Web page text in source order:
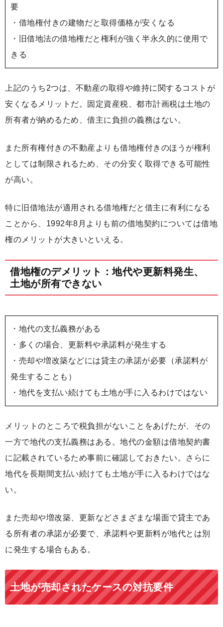
要
・借地権付きの建物だと取得価格が安くなる
・旧借地法の借地権だと権利が強く半永久的に使用で
きる
上記のうち2つは、 不動産の取得や維持に関するコストが
安くなる メリットだ。固定資産税、都市計画税は土地の
所有者が納めるため、借主に負担の義務はない。
また所有権付きの不動産よりも借地権付きのほうが権利
としては制限されるため、その分安く取得できる可能性
が高い。
特に旧借地法が適用される借地権だと借主に有利になる
ことから、1992年8月よりも前の借地契約については借地
権のメリットが大きいといえる。
借地権のデメリット：地代や更新料発生、
土地が所有できない
・地代の支払義務がある
・多くの場合、更新料や承諾料が発生する
・売却や増改築などには貸主の承諾が必要（承諾料が
発生することも）
・地代を支払い続けても土地が手に入るわけではない
メリットのところで税負担がないことをあげたが、その
一方で地代の支払義務はある 。地代の金額は借地契約書
に記載されているため事前に確認しておきたい。さらに
地代を長期間支払い続けても土地が手に入るわけではな
い 。
また売却や増改築、更新などさまざまな場面で貸主であ
る所有者の承諾が必要で、承諾料や更新料が地代とは別
に発生する場合もある。
土地が売却されたケースの対抗要件